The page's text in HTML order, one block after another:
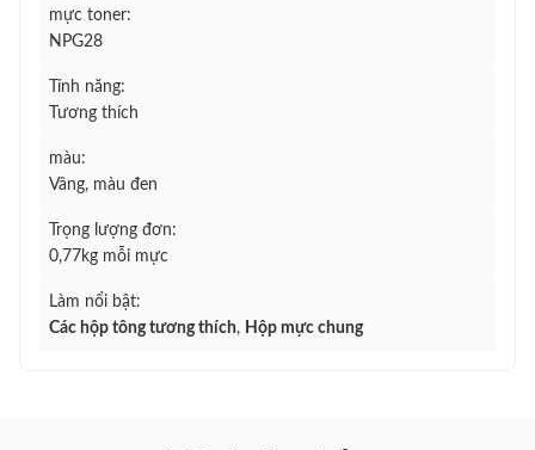
mực toner:
NPG28
Tính năng:
Tương thích
màu:
Vâng, màu đen
Trọng lượng đơn:
0,77kg mỗi mực
Làm nổi bật:
Các hộp tông tương thích, Hộp mực chung